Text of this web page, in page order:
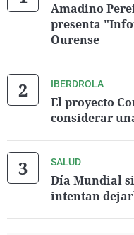
Amadino
presenta
Ourense
IBERDROLA
El proyecto
considerar
SALUD
Día Mundial
intentan